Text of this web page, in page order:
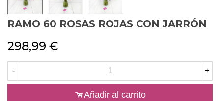
RAMO 60 ROSAS ROJAS CON JARRÓN
298,99 €
- +
Añadir al carrito